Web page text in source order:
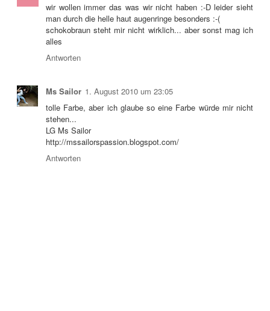
wir wollen immer das was wir nicht haben :-D leider sieht
man durch die helle haut augenringe besonders :-(
schokobraun steht mir nicht wirklich... aber sonst mag ich
alles
Antworten
Ms Sailor 1. August 2010 um 23:05
tolle Farbe, aber ich glaube so eine Farbe würde mir nicht
stehen...
LG Ms Sailor
http://mssailorspassion.blogspot.com/
Antworten